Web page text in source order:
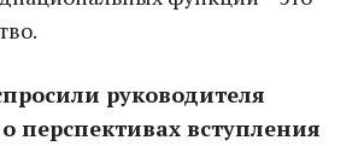
руководителя
перспективах вступления